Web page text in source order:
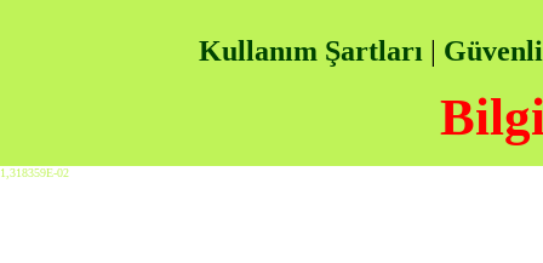
Kullanım Şartları |
Bilgi
1,318359E-02